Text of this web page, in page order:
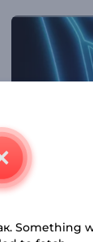
Something